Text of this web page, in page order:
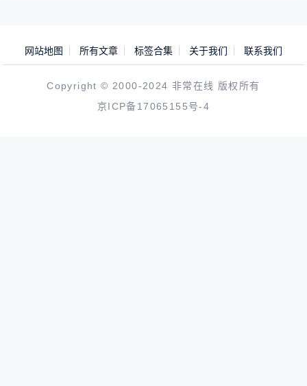
网站地图 所有文章 标签合集 关于我们 联系我们
Copyright © 2000-2024 非常在线 版权所有
京ICP备17065155号-4